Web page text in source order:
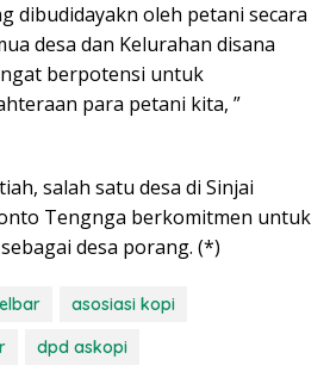
dibudidayakn oleh petani secara
desa dan Kelurahan disana
berpotensi untuk
para petani kita, ”
salah satu desa di Sinjai
Tengnga berkomitmen untuk
desa porang. (*)
asosiasi kopi
dpd askopi